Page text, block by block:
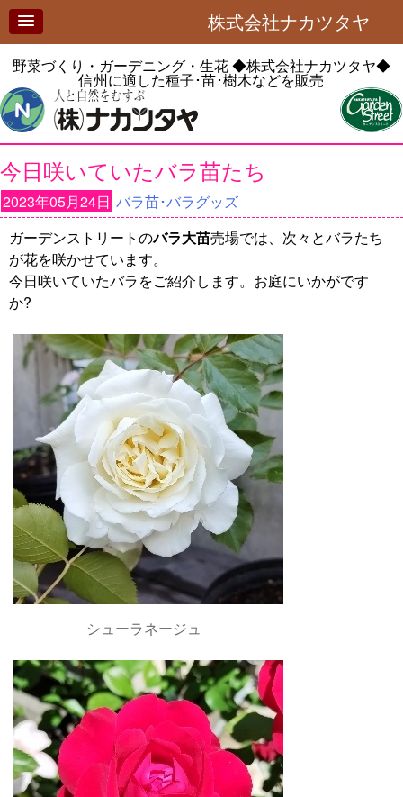
株式会社ナカツタヤ
野菜づくり・ガーデニング・生花◆株式会社ナカツタヤ◆
信州に適した種子･苗･樹木などを販売
今日咲いていたバラ苗たち
2023年05月24日 バラ苗･バラグッズ
ガーデンストリートのバラ大苗売場では、次々とバラたち
が花を咲かせています。
今日咲いていたバラをご紹介します。お庭にいかがです
か?
シューラネージュ